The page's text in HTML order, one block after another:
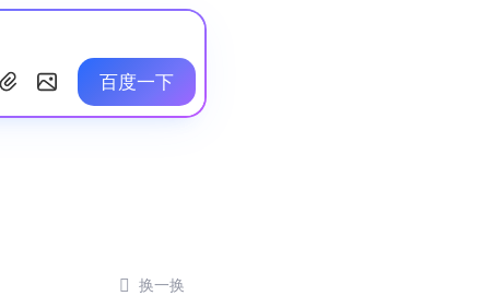
百度一下
 换一换